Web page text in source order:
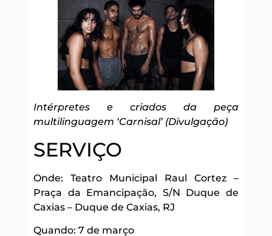
Intérpretes e criados da peça
multilinguagem ‘Carnisal’ (Divulgação)
SERVIÇO
Onde: Teatro Municipal Raul Cortez –
Praça da Emancipação, S/N Duque de
Caxias – Duque de Caxias, RJ
Quando: 7 de março